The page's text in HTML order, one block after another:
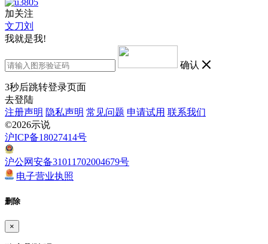
加关注
文刀刘
我就是我!
确认
3秒后跳转登录页面
去登陆
注册声明 隐私声明 常见问题 申请试用 联系我们
©2026示说
沪ICP备18027414号
沪公网安备31011702004679号
电子营业执照
删除
×